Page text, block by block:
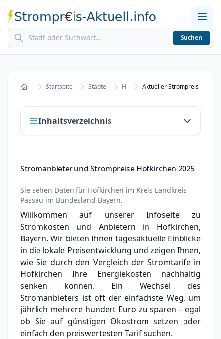
Home
Stromkosten berechnen
Suchen
StartseiteStartseite Städte H Aktueller Strompreis in
Inhaltsverzeichnis
2025
Stromanbieter wechseln in Hofkirchen
Strompreisvergleich Hofkirchen 2025
Grundversorger Hofkirchen
Experten-Analyse: Strommarkt in Hofkirchen
Aktueller Strompreis in Hofkirchen
Stromanbieter in der Nähe von Hofkirchen
Ortsteile in Hofkirchen
Stromanbieter und Strompreise Hofkirchen 2025
Sie sehen Daten für Hofkirchen im Kreis Landkreis
Passau im Bundesland Bayern.
Willkommen auf unserer Infoseite zu
Stromkosten und Anbietern in Hofkirchen,
Bayern. Wir bieten Ihnen tagesaktuelle Einblicke
in die lokale Preisentwicklung und zeigen Ihnen,
wie Sie durch den Vergleich der Stromtarife in
Hofkirchen Ihre Energiekosten nachhaltig
senken können. Ein Wechsel des
Stromanbieters ist oft der einfachste Weg, um
jährlich mehrere hundert Euro zu sparen – egal
ob Sie auf günstigen Ökostrom setzen oder
einfach den preiswertesten Tarif suchen.